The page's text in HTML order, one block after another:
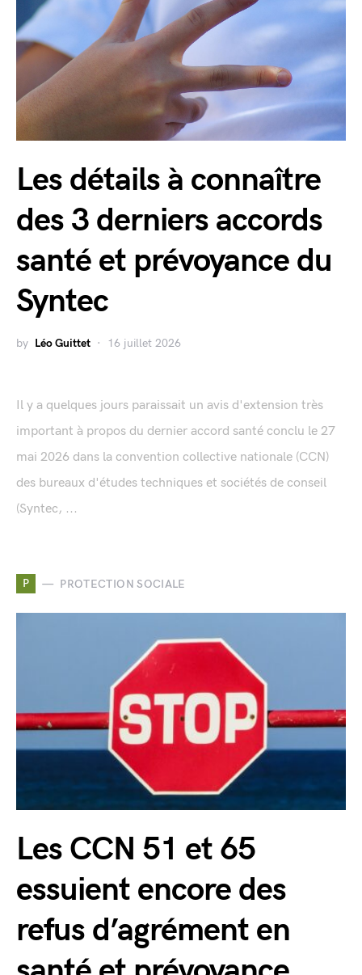
Les détails à connaître
des 3 derniers accords
santé et prévoyance du
Syntec
by Léo Guittet 16 juillet 2026
Il y a quelques jours paraissait un avis d'extension très
important à propos du dernier accord santé conclu le 27
mai 2026 dans la convention collective nationale (CCN)
des bureaux d'études techniques et sociétés de conseil
(Syntec, ...
P PROTECTION SOCIALE
Les CCN 51 et 65
essuient encore des
refus d’agrément en